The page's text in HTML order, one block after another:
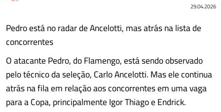
29.04.2026
Pedro está no radar de Ancelotti, mas atrás na lista de
concorrentes
O atacante Pedro, do Flamengo, está sendo observado
pelo técnico da seleção, Carlo Ancelotti. Mas ele continua
atrás na fila em relação aos concorrentes em uma vaga
para a Copa, principalmente Igor Thiago e Endrick.